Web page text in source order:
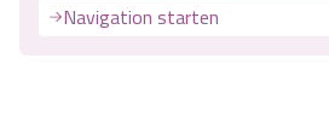
Navigation starten